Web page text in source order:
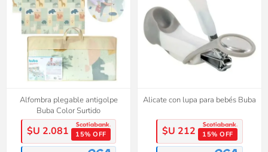
Alfombra plegable antigolpe
Buba Color Surtido
$U 2.081 15% OFF
Alicate con lupa para bebés Buba
$U 212 15% OFF